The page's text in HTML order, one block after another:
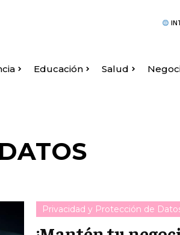
Educación Salud
Privacidad y Protección de